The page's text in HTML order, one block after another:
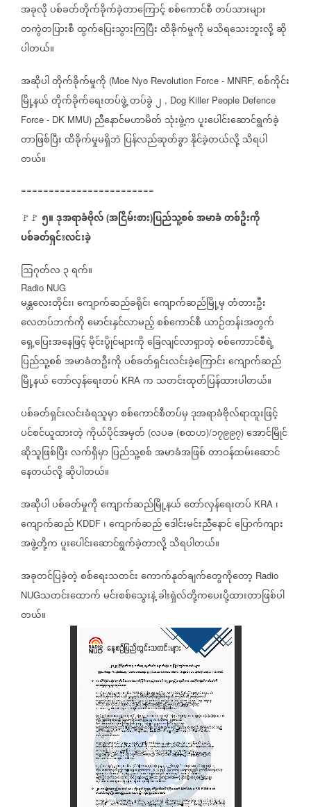
အခုလိုပစ်ခတ်တိုက်ခိုက်ခဲ့တာကြောင့်စစ်ကောင်စီတပ်သားများ
တကွဲတပြားစီထွက်ပြေးသွားကြပြီးထိခိုက်မှုကိုမသိရသေးဘူးလို့ဆို
ပါတယ်။
အဆိုပါတိုက်ခိုက်မှုကို (Moe Nyo Revolution Force - MNRF, စစ်ကိုင်း
မြို့နယ်တိုက်ခိုက်ရေးတပ်ဖွဲ့တပ်ခွဲ၂ , Dog Killer People Defence
Force - DK MMU) ညီနောင်မဟာမိတ် သုံးဖွဲ့ကပူးပေါင်းဆောင်ရွက်ခဲ့
တာဖြစ်ပြီးထိခိုက်မှုမရှိဘဲ ပြန်လည်ဆုတ်ခွာနိုင်ခဲ့တယ်လို့သိရပါ
တယ်။
========================
🚩🚩 ၅။ဒုအရာခံဗိုလ် (အငြိမ်းစား)ပြည်သူ့စစ်အမာခံတစ်ဦးကို
ပစ်ခတ်ရှင်းလင်းခဲ့
ဩဂုတ်လ ၃ရက်။
Radio NUG
မန္တလေးတိုင်း၊ကျောက်ဆည်ခရိုင်၊ကျောက်ဆည်မြို့မှတံတားဦး
လေတပ်ဘက်ကိုမောင်းနှင်လာမည့်စစ်ကောင်စီယာဉ်တန်းအတွက်
ရှေ့ပြေးအနေဖြင့်မိုင်းပွိုင်များကိုခြေလျင်လာရှာတဲ့စစ်ကောာင်စီရဲ့
ပြည်သူ့စစ်အမာခံတဦးကိုပစ်ခတ်ရှင်းလင်းခဲ့ကြောင်းကျောက်ဆည်
မြို့နယ်တော်လှန်ရေးတပ် KRA က သတင်းထုတ်ပြန်ထားပါတယ်။
ပစ်ခတ်ရှင်းလင်းခံရသူမှာစစ်ကောင်စီတပ်မှဒုအရာခံဗိုလ်ရာထူးဖြင့်
ပင်စင်ယူထားတဲ့ကိုယ်ပိုင်အမှတ် (လပခ (စထဟ)/၁၇၉၉၇) အောင်မြိုင်
ဆိုသူဖြစ်ပြီးလက်ရှိမှာပြည်သူ့စစ်အမာခံအဖြစ်တာဝန်ထမ်းဆောင်
နေတယ်လို့ဆိုပါတယ်။
အဆိုပါပစ်ခတ်မှုကိုကျောက်ဆည်မြို့နယ်တော်လှန်ရေးတပ် KRA ၊
ကျောက်ဆည် KDDF ၊ကျောက်ဆည်ဒေါင်းမင်းညီနောင်ပြောက်ကျား
အဖွဲ့တို့ကပူးပေါင်းဆောင်ရွက်ခဲ့တာလို့သိရပါတယ်။
အခုတင်ပြခဲ့တဲ့စစ်ရေးသတင်းကောက်နုတ်ချက်တွေကိုတော့ Radio
NUGသတင်းထောက်မင်းစစ်သွေးနဲ့ခါးရှဲလ်တို့ကပေးပို့ထားတာဖြစ်ပါ
တယ်။